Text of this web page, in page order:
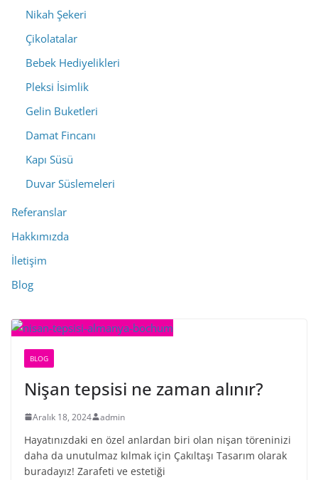
Nikah Şekeri
Çikolatalar
Bebek Hediyelikleri
Pleksi İsimlik
Gelin Buketleri
Damat Fincanı
Kapı Süsü
Duvar Süslemeleri
Referanslar
Hakkımızda
İletişim
Blog
BLOG
Nişan tepsisi ne zaman alınır?
Aralık 18, 2024 admin
Hayatınızdaki en özel anlardan biri olan nişan töreninizi
daha da unutulmaz kılmak için Çakıltaşı Tasarım olarak
buradayız! Zarafeti ve estetiği